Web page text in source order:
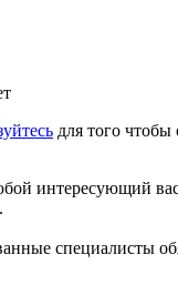
для того чтобы
интересующий
специалисты